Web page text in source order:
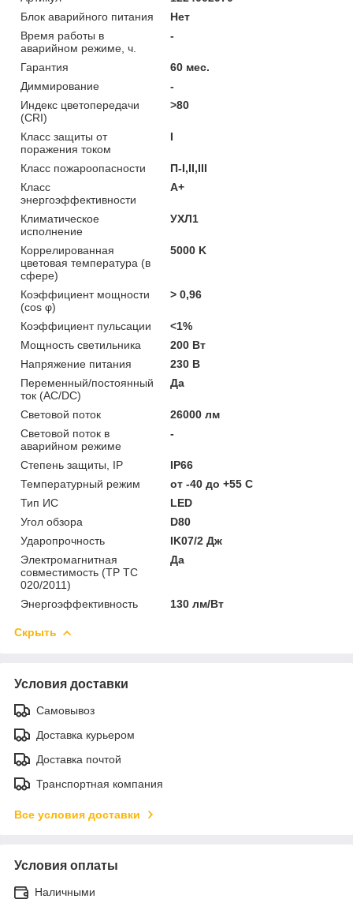
Блок аварийного питания
Нет
Время работы в
аварийном режиме, ч.
-
Гарантия
60 мес.
Диммирование
-
Индекс цветопередачи
(CRI)
>80
Класс защиты от
поражения током
I
Класс пожароопасности
П-I,II,ІІІ
Класс
энергоэффективности
A+
Климатическое
исполнение
УХЛ1
Коррелированная
цветовая температура (в
сфере)
5000 K
Коэффициент мощности
(cos φ)
> 0,96
Коэффициент пульсации
<1%
Мощность светильника
200 Вт
Напряжение питания
230 В
Переменный/постоянный
ток (AC/DC)
Да
Световой поток
26000 лм
Световой поток в
аварийном режиме
-
Степень защиты, IP
IP66
Температурный режим
от -40 до +55 C
Тип ИС
LED
Угол обзора
D80
Ударопрочность
IK07/2 Дж
Электромагнитная
совместимость (ТР ТС
020/2011)
Да
Энергоэффективность 130 лм/Вт
Скрыть
Условия доставки
Самовывоз
Доставка курьером
Доставка почтой
Транспортная компания
Все условия доставки
Условия оплаты
Наличными